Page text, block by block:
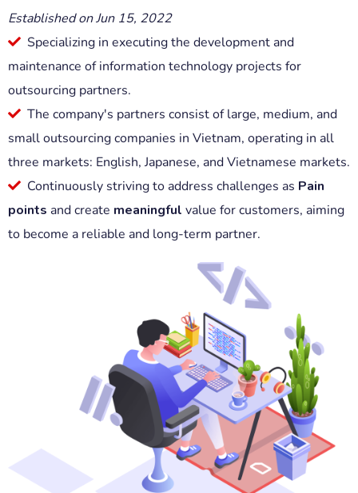
Established on Jun 15, 2022
Specializing in executing the development and
maintenance of information technology projects for
outsourcing partners.
The company's partners consist of large, medium, and
small outsourcing companies in Vietnam, operating in all
three markets: English, Japanese, and Vietnamese markets.
Continuously striving to address challenges as Pain
points and create meaningful value for customers, aiming
to become a reliable and long-term partner.